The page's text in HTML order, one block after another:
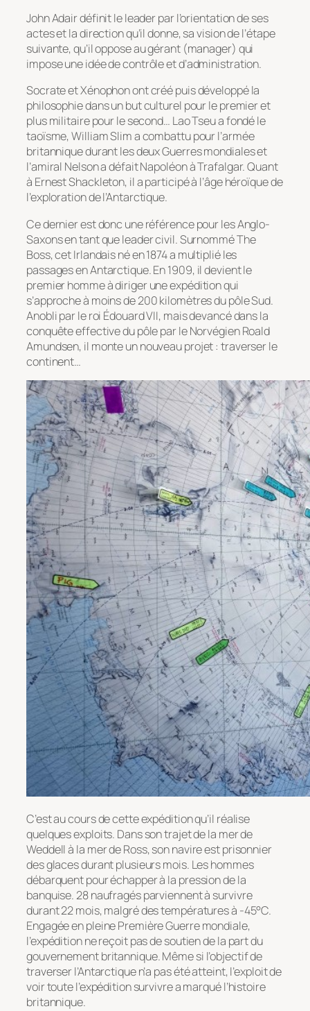
John Adair définit le leader par l’orientation de ses
actes et la direction qu’il donne, sa vision de l’étape
suivante, qu’il oppose au gérant (manager) qui
impose une idée de contrôle et d’administration.
Socrate et Xénophon ont créé puis développé la
philosophie dans un but culturel pour le premier et
plus militaire pour le second… Lao Tseu a fondé le
taoïsme, William Slim a combattu pour l’armée
britannique durant les deux Guerres mondiales et
l’amiral Nelson a défait Napoléon à Trafalgar. Quant
à Ernest Shackleton, il a participé à l’âge héroïque de
l’exploration de l’Antarctique.
Ce dernier est donc une référence pour les Anglo-
Saxons en tant que leader civil. Surnommé The
Boss, cet Irlandais né en 1874 a multiplié les
passages en Antarctique. En 1909, il devient le
premier homme à diriger une expédition qui
s’approche à moins de 200 kilomètres du pôle Sud.
Anobli par le roi Édouard VII, mais devancé dans la
conquête effective du pôle par le Norvégien Roald
Amundsen, il monte un nouveau projet : traverser le
continent…
C’est au cours de cette expédition qu’il réalise
quelques exploits. Dans son trajet de la mer de
Weddell à la mer de Ross, son navire est prisonnier
des glaces durant plusieurs mois. Les hommes
débarquent pour échapper à la pression de la
banquise. 28 naufragés parviennent à survivre
durant 22 mois, malgré des températures à -45°C.
Engagée en pleine Première Guerre mondiale,
l’expédition ne reçoit pas de soutien de la part du
gouvernement britannique. Même si l’objectif de
traverser l’Antarctique n’a pas été atteint, l’exploit de
voir toute l’expédition survivre a marqué l’histoire
britannique.